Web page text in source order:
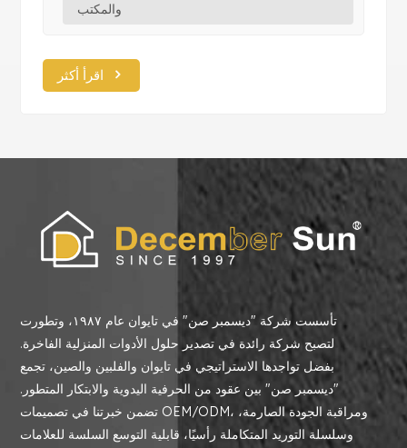
والمكتب
اقرأ أكثر
تأسست شركة "ديسمبر صن" في تايوان عام ١٩٨٧، وتطورت
لتصبح شركة رائدة في تصدير حلول الأدوات المنزلية الفاخرة.
بفضل تواجدها الاستراتيجي في تايوان والفلبين والصين، تجمع
"ديسمبر صن" بين عقود من الحرفية اليدوية والابتكار المتطور.
تضمن خبرتنا في تصميمات OEM/ODM، ومراقبة الجودة الصارمة،
وسلسلة التوريد المتكاملة رأسيًا، قابلية التوسع السلسة للعلامات